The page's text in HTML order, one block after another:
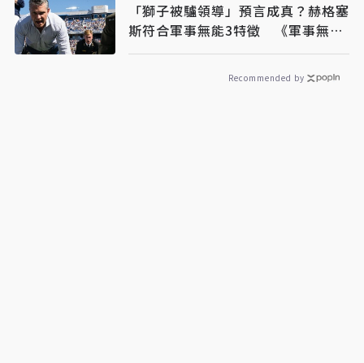
「獅子被驢領導」預言成真？赫格塞
斯符合軍事無能3特徵 《軍事無能
心理學》半世紀後受矚目
Recommended by